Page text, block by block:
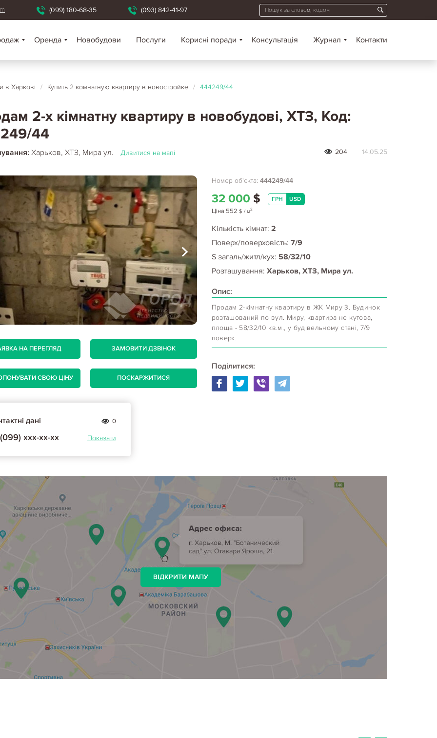
(099) 180-68-35 (093) 842-41-97
Оренда Новобудови Послуги Корисні поради Консультація Журнал Контакти
в Харкові / Купить 2 комнатную квартиру в новостройке / 444249/44
2-х кімнатну квартиру в новобудові, ХТЗ, Код:
44
Харьков, ХТЗ, Мира ул. Дивитися на мапі 204 14.05.25
НА ПЕРЕГЛЯД ЗАМОВИТИ ДЗВІНОК
СВОЮ ЦІНУ ПОСКАРЖИТИСЯ
дані 0
(099) ххх-хх-хх Показати
Номер об'єкта: 444249/44
32 000 $ ГРН USD
Ціна 552 $ / м2
Кількість кімнат: 2
Поверх/поверховість: 7/9
S загаль/житл/кух: 58/32/10
Розташування: Харьков, ХТЗ, Мира ул.
Опис:
Продам 2-кімнатну квартиру в ЖК Миру 3. Будинок
розташований по вул. Миру, квартира не кутова,
площа - 58/32/10 кв.м., у будівельному стані, 7/9
поверх.
Поділитися:
ВІДКРИТИ МАПУ